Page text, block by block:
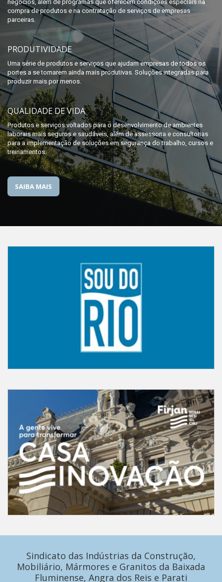
compra de produtos e na contratação de serviços de empresas
parceiras.
PRODUTIVIDADE
Uma série de produtos e serviços que ajudam empresas de todos os
portes a se tornarem ainda mais produtivas. Soluções integradas para
produzir mais por menos.
QUALIDADE DE VIDA
Produtos e serviços voltados para o desenvolvimento de ambientes
laborais mais seguros e saudáveis, além de assessoria e consultorias
para a implementação de soluções em segurança do trabalho, cursos e
treinamentos.
SAIBA MAIS
Sindicato das Indústrias da Construção,
Mobiliário, Mármores e Granitos da Baixada
Fluminense, Angra dos Reis e Parati